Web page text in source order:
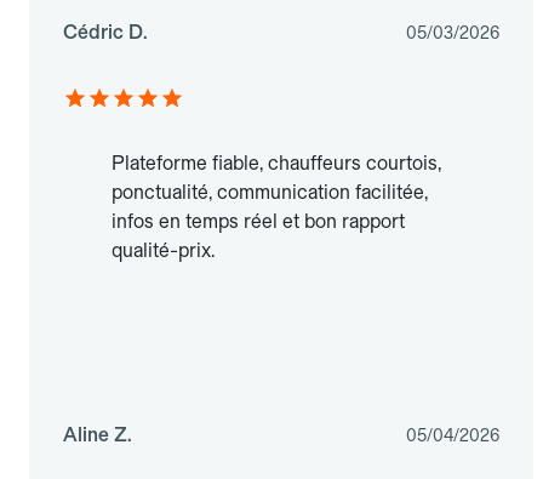
Cédric D. 05/03/2026
Plateforme fiable, chauffeurs courtois,
ponctualité, communication facilitée,
infos en temps réel et bon rapport
qualité-prix.
Aline Z. 05/04/2026